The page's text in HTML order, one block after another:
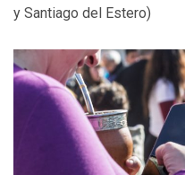
y Santiago del Estero)